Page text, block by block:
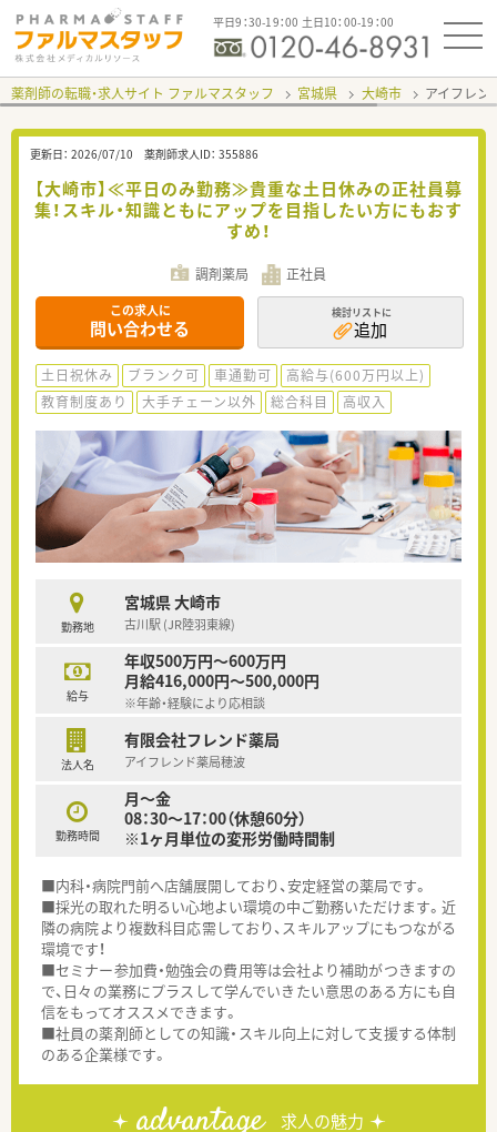
平日9：30-19：00 土日10：00-19：00
薬剤師の転職・求人サイト ファルマスタッフ 宮城県 大崎市 アイフレン
更新日： 2026/07/10 薬剤師求人ID： 355886
【大崎市】≪平日のみ勤務≫貴重な土日休みの正社員募
集！スキル・知識ともにアップを目指したい方にもおす
すめ！
調剤薬局 正社員
この求人に
問い合わせる
検討リストに
追加
土日祝休み ブランク可 車通勤可
高給与(600万円以上)
教育制度あり
大手チェーン以外 総合科目 高収入
勤務地
宮城県 大崎市
古川駅 (JR陸羽東線)
給与
年収500万円～600万円
月給416,000円～500,000円
※年齢・経験により応相談
法人名
有限会社フレンド薬局
アイフレンド薬局穂波
勤務時間
月～金
08：30～17：00（休憩60分）
※1ヶ月単位の変形労働時間制
■内科・病院門前へ店舗展開しており、安定経営の薬局です。
■採光の取れた明るい心地よい環境の中ご勤務いただけます。近
隣の病院より複数科目応需しており、スキルアップにもつながる
環境です！
■セミナー参加費・勉強会の費用等は会社より補助がつきますの
で、日々の業務にプラスして学んでいきたい意思のある方にも自
信をもってオススメできます。
■社員の薬剤師としての知識・スキル向上に対して支援する体制
のある企業様です。
advantage 求人の魅力